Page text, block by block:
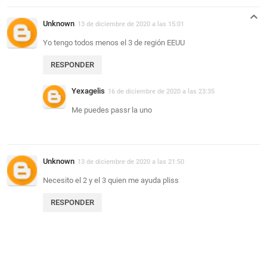
Unknown 13 de diciembre de 2020 a las 15:01
Yo tengo todos menos el 3 de región EEUU
RESPONDER
Yexagelis 16 de diciembre de 2020 a las 23:35
Me puedes passr la uno
Unknown 13 de diciembre de 2020 a las 21:50
Necesito el 2 y el 3 quien me ayuda pliss
RESPONDER